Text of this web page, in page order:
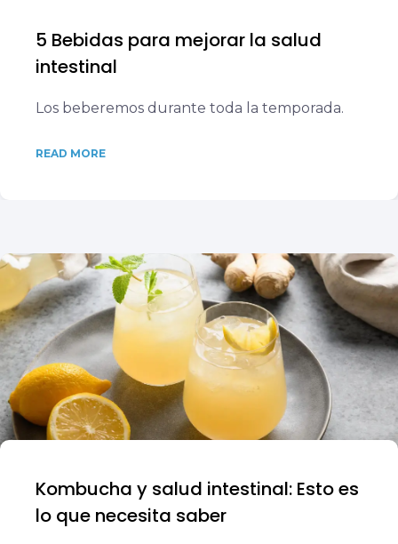
5 Bebidas para mejorar la salud
intestinal
Los beberemos durante toda la temporada.
READ MORE
Kombucha y salud intestinal: Esto es
lo que necesita saber